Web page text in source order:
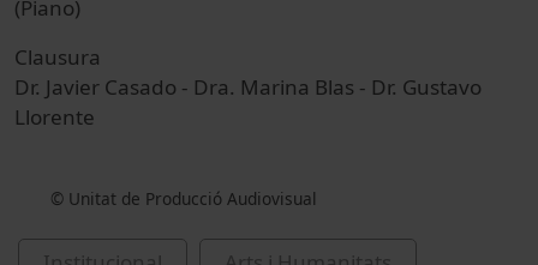
(Piano)
Clausura
Dr. Javier Casado - Dra. Marina Blas - Dr. Gustavo
Llorente
© Unitat de Producció Audiovisual